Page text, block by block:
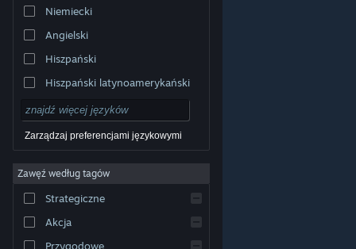
© Valve Corporation. Wszelkie prawa zastrzeżone.
właścicieli w Stanach Zjednoczonych i innych krajach.
dostępu
Umowa użytkownika Steam
pieniędzy |Ciasteczka
Niemiecki
Angielski
Hiszpański
Hiszpański latynoamerykański
Zarządzaj preferencjami językowymi
Zawęź według tagów
Strategiczne
Akcja
Przygodowe